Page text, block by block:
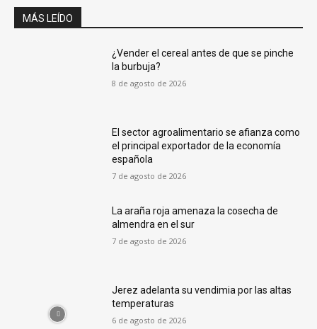
MÁS LEÍDO
¿Vender el cereal antes de que se pinche
la burbuja?
8 de agosto de 2026
El sector agroalimentario se afianza como
el principal exportador de la economía
española
7 de agosto de 2026
La araña roja amenaza la cosecha de
almendra en el sur
7 de agosto de 2026
Jerez adelanta su vendimia por las altas
temperaturas
6 de agosto de 2026